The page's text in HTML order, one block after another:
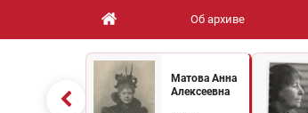
Об архиве
Матова Анна
Алексеевна